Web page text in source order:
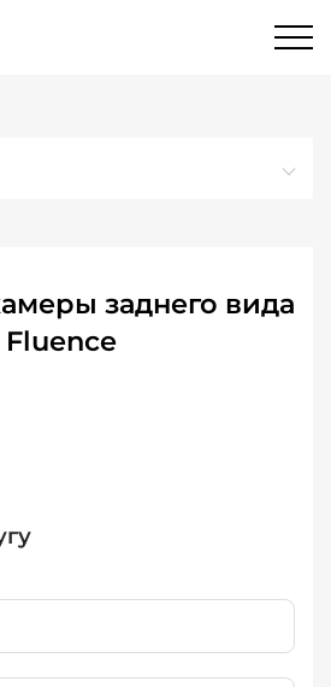
заднего вида